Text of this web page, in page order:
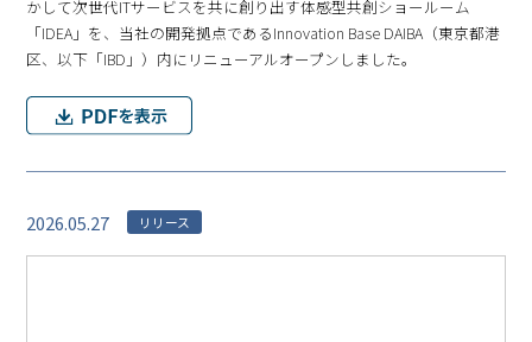
かして次世代ITサービスを共に創り出す体感型共創ショールーム
「IDEA」を、当社の開発拠点であるInnovation Base DAIBA（東京都港
区、以下「IBD」）内にリニューアルオープンしました。
2026.05.27 リリース